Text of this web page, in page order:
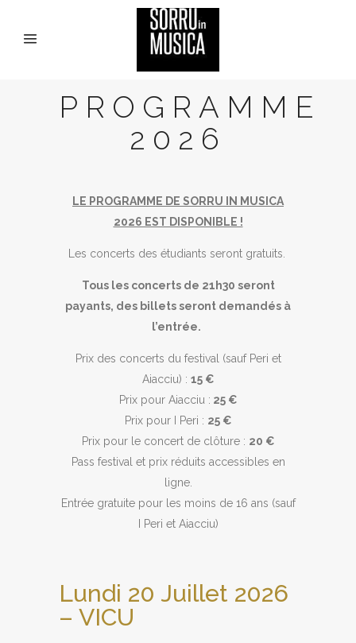
PROGRAMME
2026
LE PROGRAMME DE SORRU IN MUSICA
2026 EST DISPONIBLE !
Les concerts des étudiants seront gratuits.
Tous les concerts de 21h30 seront
payants, des billets seront demandés à
l’entrée.
Prix des concerts du festival (sauf Peri et
Aiacciu) : 15 €
Prix pour Aiacciu : 25 €
Prix pour I Peri : 25 €
Prix pour le concert de clôture : 20 €
Pass festival et prix réduits accessibles en
ligne.
Entrée gratuite pour les moins de 16 ans (sauf
I Peri et Aiacciu)
Lundi 20 Juillet 2026
– VICU